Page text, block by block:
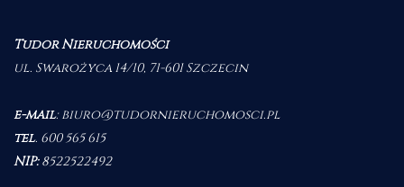
Tudor Nieruchomości
ul. Swarożyca 14/10, 71-601 Szczecin
e-mail:biuro@tudornieruchomosci.pl
tel. 600 565 615
NIP:8522522492